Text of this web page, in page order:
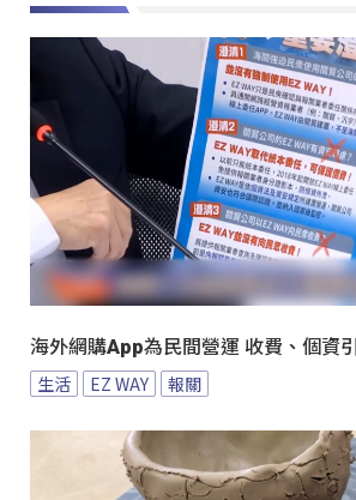
海外網購App為民間營運 收費、個資
生活 EZ WAY 報關